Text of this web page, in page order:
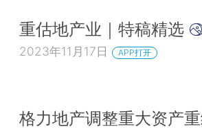
重估地产业｜特稿精选
2023年11月17日 APP打开
格力地产调整重大资产